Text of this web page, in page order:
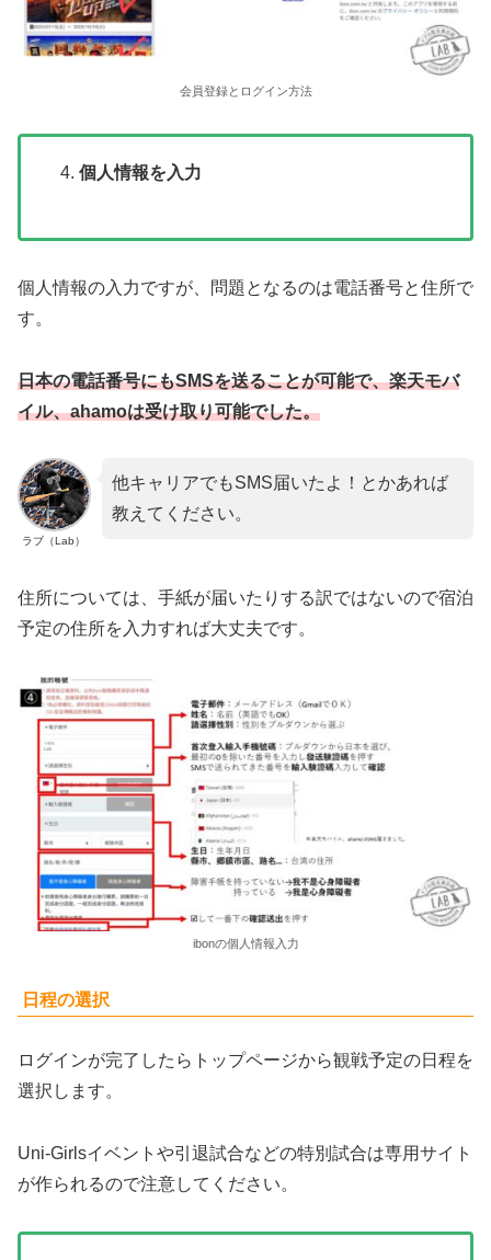
会員登録とログイン方法
個人情報を入力
個人情報の入力ですが、問題となるのは電話番号と住所で
す。
日本の電話番号にもSMSを送ることが可能で、楽天モバ
イル、ahamoは受け取り可能でした。
ラブ（Lab）
他キャリアでもSMS届いたよ！とかあれば
教えてください。
住所については、手紙が届いたりする訳ではないので宿泊
予定の住所を入力すれば大丈夫です。
ibonの個人情報入力
日程の選択
ログインが完了したらトップページから観戦予定の日程を
選択します。
Uni-Girlsイベントや引退試合などの特別試合は専用サイト
が作られるので注意してください。